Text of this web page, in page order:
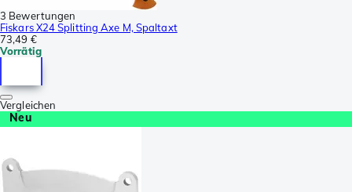
3 Bewertungen
Fiskars X24 Splitting Axe M, Spaltaxt
73,49 €
Vorrätig
Vergleichen
Neu